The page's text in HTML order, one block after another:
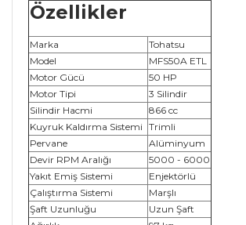
Özellikler
Marka
Tohatsu
Model
MFS50A ETL
Motor Gücü
50 HP
Motor Tipi
3 Silindir
Silindir Hacmi
866 cc
Kuyruk Kaldırma Sistemi Trimli
Pervane
Alüminyum
Devir RPM Aralığı
5000 - 6000
Yakıt Emiş Sistemi
Enjektörlü
Çalıştırma Sistemi
Marşlı
Şaft Uzunluğu
Uzun Şaft